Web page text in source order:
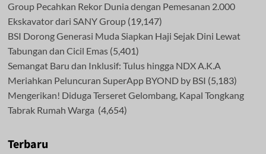
Group Pecahkan Rekor Dunia dengan Pemesanan 2.000
Ekskavator dari SANY Group (19,147)
BSI Dorong Generasi Muda Siapkan Haji Sejak Dini Lewat
Tabungan dan Cicil Emas (5,401)
Semangat Baru dan Inklusif: Tulus hingga NDX A.K.A
Meriahkan Peluncuran SuperApp BYOND by BSI (5,183)
Mengerikan! Diduga Terseret Gelombang, Kapal Tongkang
Tabrak Rumah Warga (4,654)
Terbaru